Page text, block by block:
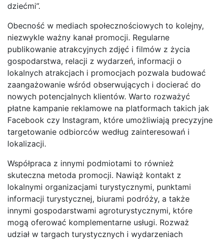
dziećmi”.
Obecność w mediach społecznościowych to kolejny,
niezwykle ważny kanał promocji. Regularne
publikowanie atrakcyjnych zdjęć i filmów z życia
gospodarstwa, relacji z wydarzeń, informacji o
lokalnych atrakcjach i promocjach pozwala budować
zaangażowanie wśród obserwujących i docierać do
nowych potencjalnych klientów. Warto rozważyć
płatne kampanie reklamowe na platformach takich jak
Facebook czy Instagram, które umożliwiają precyzyjne
targetowanie odbiorców według zainteresowań i
lokalizacji.
Współpraca z innymi podmiotami to również
skuteczna metoda promocji. Nawiąż kontakt z
lokalnymi organizacjami turystycznymi, punktami
informacji turystycznej, biurami podróży, a także
innymi gospodarstwami agroturystycznymi, które
mogą oferować komplementarne usługi. Rozważ
udział w targach turystycznych i wydarzeniach